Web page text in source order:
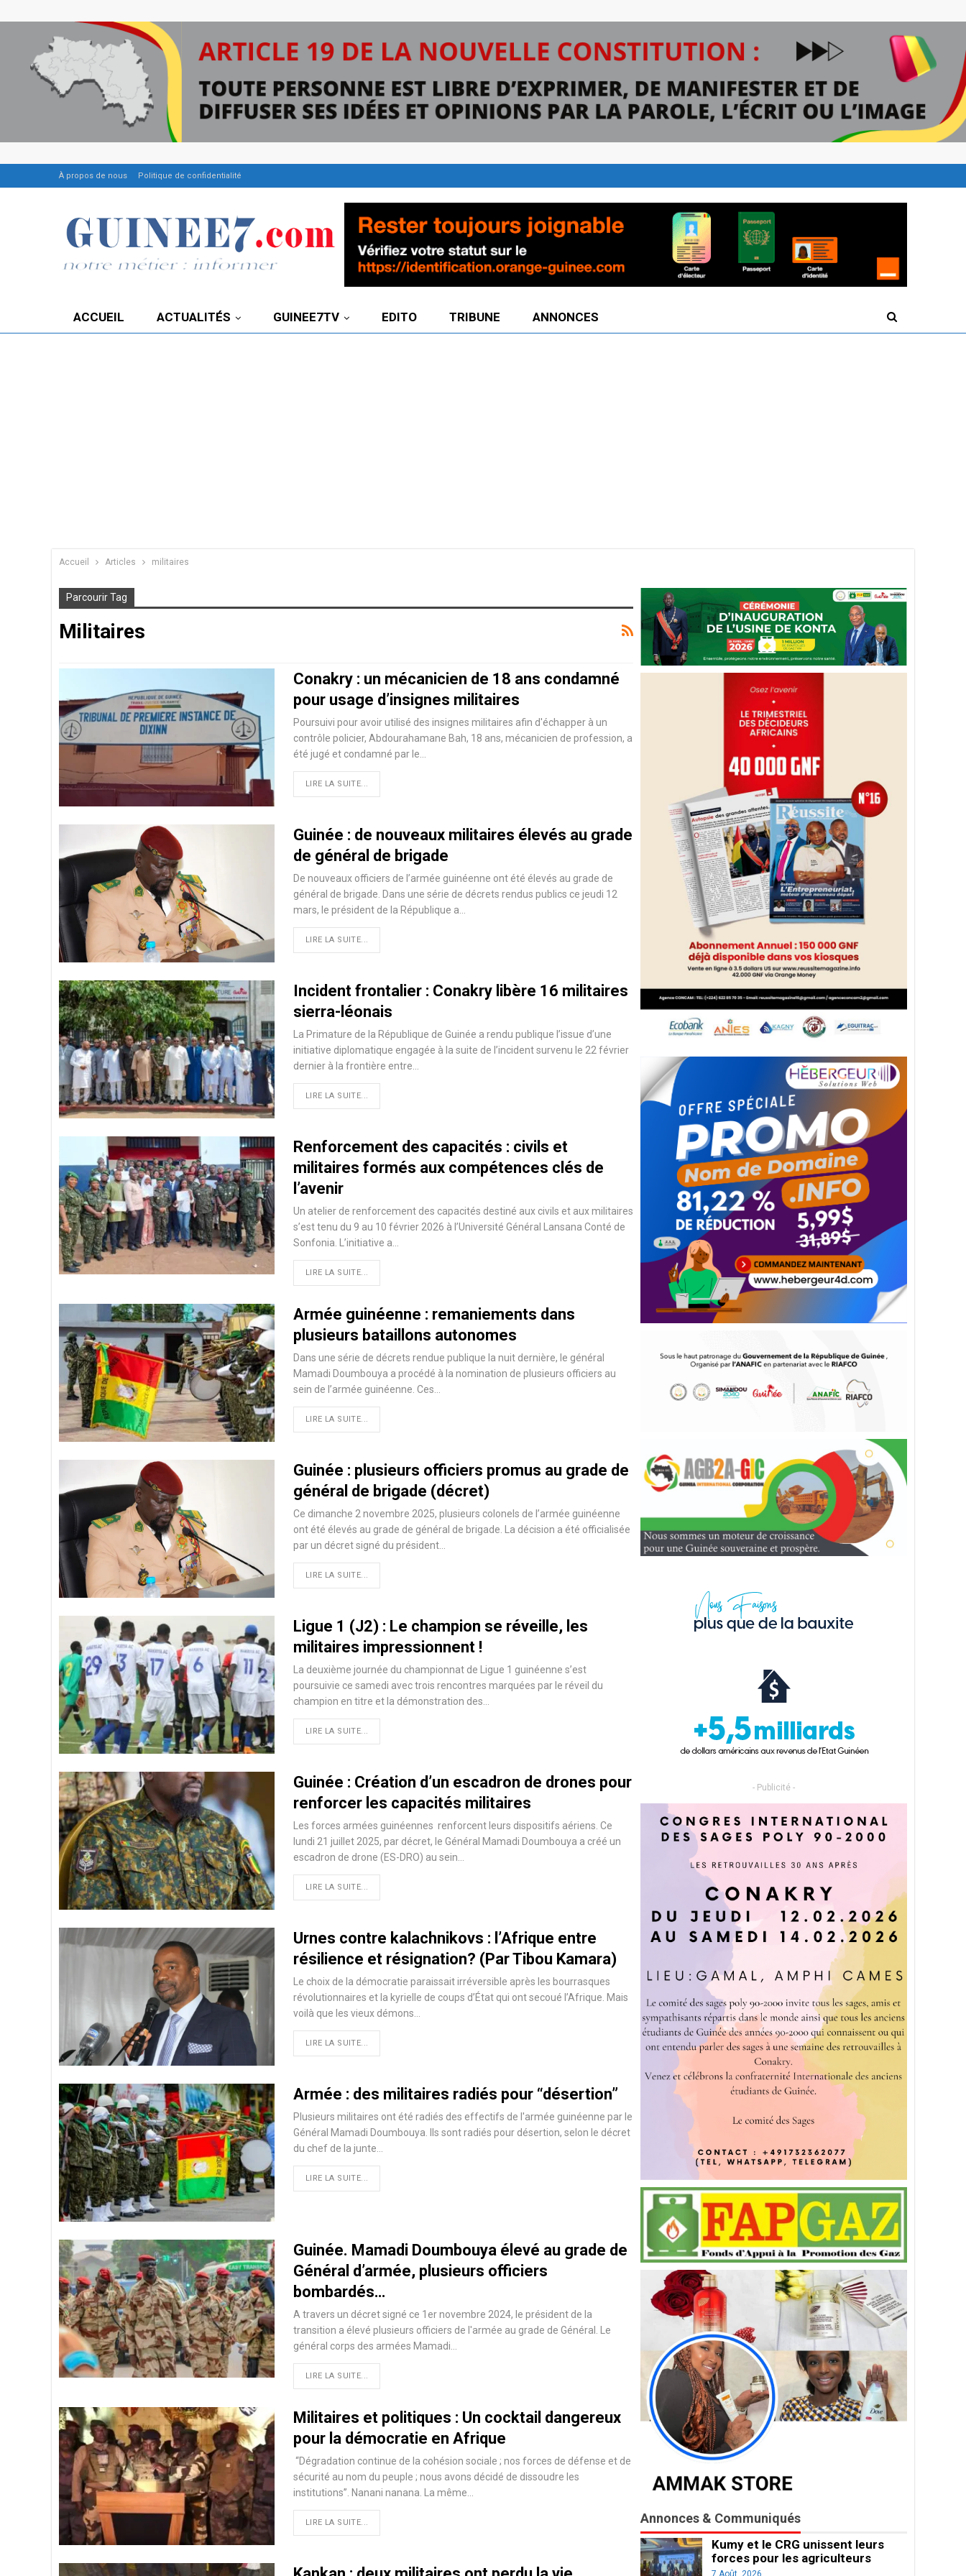
À propos de nous Politique de confidentialité
ACCUEIL ACTUALITÉS GUINEE7TV EDITO TRIBUNE ANNONCES
Accueil Articles militaires
Parcourir Tag
Militaires
Conakry : un mécanicien de 18 ans condamné
pour usage d’insignes militaires
Poursuivi pour avoir utilisé des insignes militaires afin d'échapper à un
contrôle policier, Abdourahamane Bah, 18 ans, mécanicien de profession, a
été jugé et condamné par le…
LIRE LA SUITE...
Guinée : de nouveaux militaires élevés au grade
de général de brigade
De nouveaux officiers de l’armée guinéenne ont été élevés au grade de
général de brigade. Dans une série de décrets rendus publics ce jeudi 12
mars, le président de la République a…
LIRE LA SUITE...
Incident frontalier : Conakry libère 16 militaires
sierra-léonais
La Primature de la République de Guinée a rendu publique l’issue d’une
initiative diplomatique engagée à la suite de l’incident survenu le 22 février
dernier à la frontière entre…
LIRE LA SUITE...
Renforcement des capacités : civils et
militaires formés aux compétences clés de
l’avenir
Un atelier de renforcement des capacités destiné aux civils et aux militaires
s’est tenu du 9 au 10 février 2026 à l’Université Général Lansana Conté de
Sonfonia. L’initiative a…
LIRE LA SUITE...
Armée guinéenne : remaniements dans
plusieurs bataillons autonomes
Dans une série de décrets rendue publique la nuit dernière, le général
Mamadi Doumbouya a procédé à la nomination de plusieurs officiers au
sein de l’armée guinéenne. Ces…
LIRE LA SUITE...
Guinée : plusieurs officiers promus au grade de
général de brigade (décret)
Ce dimanche 2 novembre 2025, plusieurs colonels de l’armée guinéenne
ont été élevés au grade de général de brigade. La décision a été officialisée
par un décret signé du président…
LIRE LA SUITE...
Ligue 1 (J2) : Le champion se réveille, les
militaires impressionnent !
La deuxième journée du championnat de Ligue 1 guinéenne s’est
poursuivie ce samedi avec trois rencontres marquées par le réveil du
champion en titre et la démonstration des…
LIRE LA SUITE...
Guinée : Création d’un escadron de drones pour
renforcer les capacités militaires
Les forces armées guinéennes renforcent leurs dispositifs aériens. Ce
lundi 21 juillet 2025, par décret, le Général Mamadi Doumbouya a créé un
escadron de drone (ES-DRO) au sein…
LIRE LA SUITE...
Urnes contre kalachnikovs : l’Afrique entre
résilience et résignation? (Par Tibou Kamara)
Le choix de la démocratie paraissait irréversible après les bourrasques
révolutionnaires et la kyrielle de coups d’État qui ont secoué l’Afrique. Mais
voilà que les vieux démons…
LIRE LA SUITE...
Armée : des militaires radiés pour “désertion”
Plusieurs militaires ont été radiés des effectifs de l'armée guinéenne par le
Général Mamadi Doumbouya. Ils sont radiés pour désertion, selon le décret
du chef de la junte…
LIRE LA SUITE...
Guinée. Mamadi Doumbouya élevé au grade de
Général d’armée, plusieurs officiers
bombardés…
A travers un décret signé ce 1er novembre 2024, le président de la
transition a élevé plusieurs officiers de l'armée au grade de Général. Le
général corps des armées Mamadi…
LIRE LA SUITE...
Militaires et politiques : Un cocktail dangereux
pour la démocratie en Afrique
‘‘Dégradation continue de la cohésion sociale ; nos forces de défense et de
sécurité au nom du peuple ; nous avons décidé de dissoudre les
institutions’’. Nanani nanana. La même…
LIRE LA SUITE...
- Publicité -
Annonces & Communiqués
Kumy et le CRG unissent leurs
forces pour les agriculteurs